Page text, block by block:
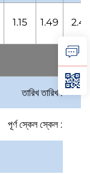
1.15 1.49 2.41
তারিখতারিখ:
পূর্ণ স্কেলস্কেল :